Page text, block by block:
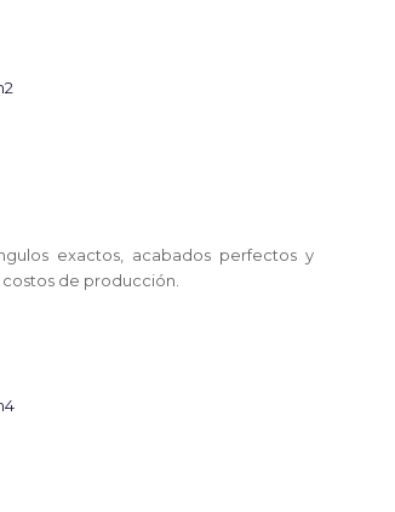
exactos, acabados perfectos y
de producción.